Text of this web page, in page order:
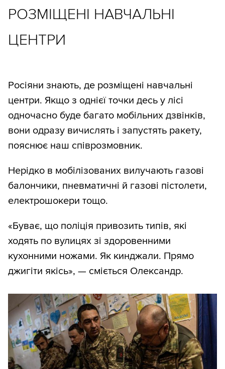
РОЗМІЩЕНІ НАВЧАЛЬНІ
ЦЕНТРИ
Росіяни знають, де розміщені навчальні
центри. Якщо з однієї точки десь у лісі
одночасно буде багато мобільних дзвінків,
вони одразу вичислять і запустять ракету,
пояснює наш співрозмовник.
Нерідко в мобілізованих вилучають газові
балончики, пневматичні й газові пістолети,
електрошокери тощо.
«Буває, що поліція привозить типів, які
ходять по вулицях зі здоровенними
кухонними ножами. Як кинджали. Прямо
джигіти якісь», — сміється Олександр.